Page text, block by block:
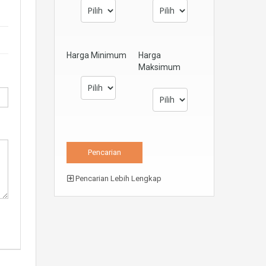
Harga Minimum
Harga
Maksimum
Pencarian Lebih Lengkap